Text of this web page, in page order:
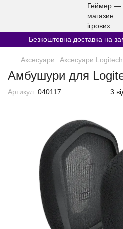
Безкоштовна доставка на
Аксесуари Аксесуари
Амбушури для
Артикул: 040117 3